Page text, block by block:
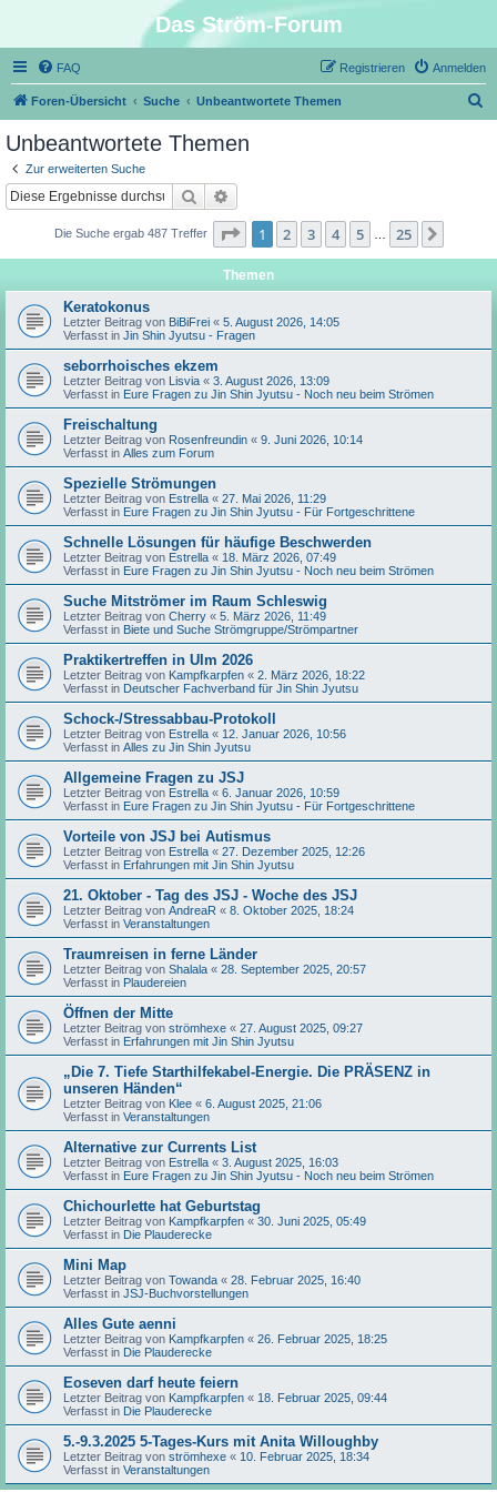
Das Ström-Forum
FAQ Anmelden
Registrieren
Foren-Übersicht Suche Unbeantwortete Themen
Unbeantwortete Themen
Zur erweiterten Suche
Suche
Die Suche ergab 487 Treffer Seite 1von 25
1 2 3 4 5 25
Themen
Keratokonus
Letzter Beitrag von BiBiFrei « 5. August 2026, 14:05
Verfasst in Jin Shin Jyutsu - Fragen
seborrhoisches ekzem
Letzter Beitrag von Lisvia « 3. August 2026, 13:09
Verfasst in Eure Fragen zu Jin Shin Jyutsu - Noch neu beim Strömen
Freischaltung
Letzter Beitrag von Rosenfreundin « 9. Juni 2026, 10:14
Verfasst in Alles zum Forum
Spezielle Strömungen
Letzter Beitrag von Estrella « 27. Mai 2026, 11:29
Verfasst in Eure Fragen zu Jin Shin Jyutsu - Für Fortgeschrittene
Schnelle Lösungen für häufige Beschwerden
Letzter Beitrag von Estrella « 18. März 2026, 07:49
Verfasst in Eure Fragen zu Jin Shin Jyutsu - Noch neu beim Strömen
Suche Mitströmer im Raum Schleswig
Letzter Beitrag von Cherry « 5. März 2026, 11:49
Verfasst in Biete und Suche Strömgruppe/Strömpartner
Praktikertreffen in Ulm 2026
Letzter Beitrag von Kampfkarpfen « 2. März 2026, 18:22
Verfasst in Deutscher Fachverband für Jin Shin Jyutsu
Schock-/Stressabbau-Protokoll
Letzter Beitrag von Estrella « 12. Januar 2026, 10:56
Verfasst in Alles zu Jin Shin Jyutsu
Allgemeine Fragen zu JSJ
Letzter Beitrag von Estrella « 6. Januar 2026, 10:59
Verfasst in Eure Fragen zu Jin Shin Jyutsu - Für Fortgeschrittene
Vorteile von JSJ bei Autismus
Letzter Beitrag von Estrella « 27. Dezember 2025, 12:26
Verfasst in Erfahrungen mit Jin Shin Jyutsu
21. Oktober - Tag des JSJ - Woche des JSJ
Letzter Beitrag von AndreaR « 8. Oktober 2025, 18:24
Verfasst in Veranstaltungen
Traumreisen in ferne Länder
Letzter Beitrag von Shalala « 28. September 2025, 20:57
Verfasst in Plaudereien
Öffnen der Mitte
Letzter Beitrag von strömhexe « 27. August 2025, 09:27
Verfasst in Erfahrungen mit Jin Shin Jyutsu
„Die 7. Tiefe Starthilfekabel-Energie. Die PRÄSENZ in
unseren Händen“
Letzter Beitrag von Klee « 6. August 2025, 21:06
Verfasst in Veranstaltungen
Alternative zur Currents List
Letzter Beitrag von Estrella « 3. August 2025, 16:03
Verfasst in Eure Fragen zu Jin Shin Jyutsu - Noch neu beim Strömen
Chichourlette hat Geburtstag
Letzter Beitrag von Kampfkarpfen « 30. Juni 2025, 05:49
Verfasst in Die Plauderecke
Mini Map
Letzter Beitrag von Towanda « 28. Februar 2025, 16:40
Verfasst in JSJ-Buchvorstellungen
Alles Gute aenni
Letzter Beitrag von Kampfkarpfen « 26. Februar 2025, 18:25
Verfasst in Die Plauderecke
Eoseven darf heute feiern
Letzter Beitrag von Kampfkarpfen « 18. Februar 2025, 09:44
Verfasst in Die Plauderecke
5.-9.3.2025 5-Tages-Kurs mit Anita Willoughby
Letzter Beitrag von strömhexe « 10. Februar 2025, 18:34
Verfasst in Veranstaltungen